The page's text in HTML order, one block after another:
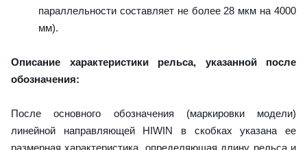
параллельности составляет не более 28 мкм на 4000
мм).
Описание характеристики рельса, указанной после
обозначения:
После основного обозначения (маркировки модели)
линейной направляющей HIWIN в скобках указана ее
размерная характеристика, определяющая длину рельса и